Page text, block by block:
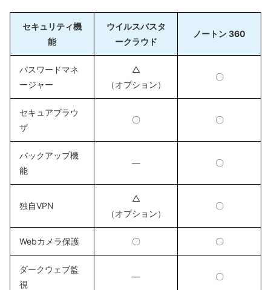
セキュリティ機
能
ウイルスバスタ
ークラウド
ノートン 360
パスワードマネ
ージャー
△
（オプション）
〇
セキュアブラウ
ザ
〇 〇
バックアップ機
能
― 〇
独自VPN
△
（オプション）
〇
Webカメラ保護 〇 〇
ダークウェブ監
視
― 〇